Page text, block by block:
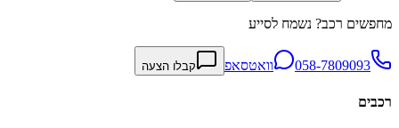
מחפשים רכב? נשמח לסייע
058-7809093 וואטסאפ קבלו הצעה
רכבים